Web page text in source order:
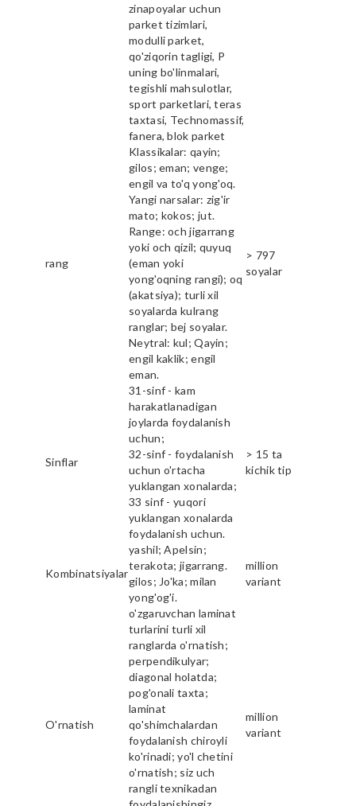
zinapoyalar uchun
parket tizimlari,
modulli parket,
qo'ziqorin tagligi, P
uning bo'linmalari,
tegishli mahsulotlar,
sport parketlari, teras
taxtasi, Technomassif,
fanera, blok parket
rang
Klassikalar: qayin;
gilos; eman; venge;
engil va to'q yong'oq.
Yangi narsalar: zig'ir
mato; kokos; jut.
Range: och jigarrang
yoki och qizil; quyuq
(eman yoki
yong'oqning rangi); oq
(akatsiya); turli xil
soyalarda kulrang
ranglar; bej soyalar.
Neytral: kul; Qayin;
engil kaklik; engil
eman.
> 797
soyalar
Sinflar
31-sinf - kam
harakatlanadigan
joylarda foydalanish
uchun;
32-sinf - foydalanish
uchun o'rtacha
yuklangan xonalarda;
33 sinf - yuqori
yuklangan xonalarda
foydalanish uchun.
> 15 ta
kichik tip
Kombinatsiyalar
yashil; Apelsin;
terakota; jigarrang.
gilos; Jo'ka; milan
yong'og'i.
million
variant
O'rnatish
o'zgaruvchan laminat
turlarini turli xil
ranglarda o'rnatish;
perpendikulyar;
diagonal holatda;
pog'onali taxta;
laminat
qo'shimchalardan
foydalanish chiroyli
ko'rinadi; yo'l chetini
o'rnatish; siz uch
rangli texnikadan
million
variant